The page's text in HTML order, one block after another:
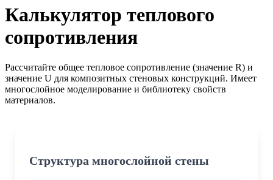
Калькулятор теплового
сопротивления
Рассчитайте общее тепловое сопротивление (значение R) и
значение U для композитных стеновых конструкций. Имеет
многослойное моделирование и библиотеку свойств
материалов.
Структура многослойной стены